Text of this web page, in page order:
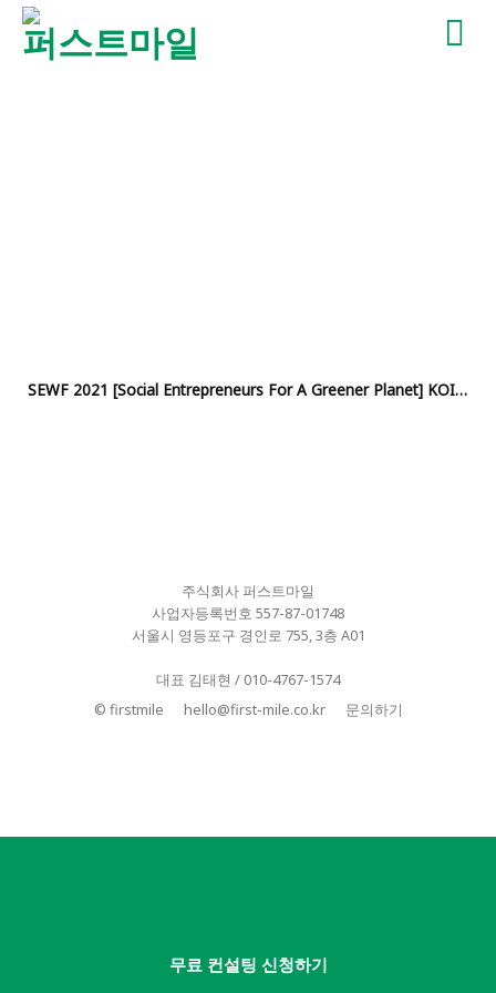
Skip
content
SEWF 2021 [Social Entrepreneurs For A Greener Planet] KOICA & Work Together Foundation
주식회사 퍼스트마일
사업자등록번호 557-87-01748
서울시 영등포구 경인로 755, 3층 A01
대표 김태현 / 010-4767-1574
© firstmile
hello@first-mile.co.kr 문의하기
무료 컨설팅 신청하기